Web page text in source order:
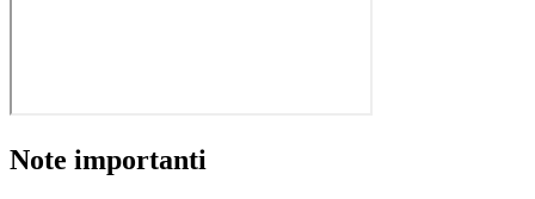
Note importanti